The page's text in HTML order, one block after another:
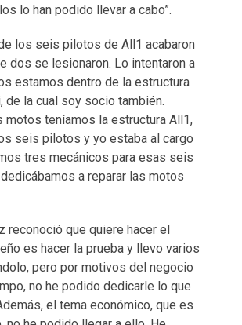
lo han podido llevar a cabo”.
los seis pilotos de All1 acabaron
dos se lesionaron. Lo intentaron a
estamos dentro de la estructura
de la cual soy socio también.
motos teníamos la estructura All1,
seis pilotos y yo estaba al cargo
tres mecánicos para esas seis
a reparar las motos
reconoció que quiere hacer el
es hacer la prueba y llevo varios
pero por motivos del negocio
no he podido dedicarle lo que
el tema económico, que es